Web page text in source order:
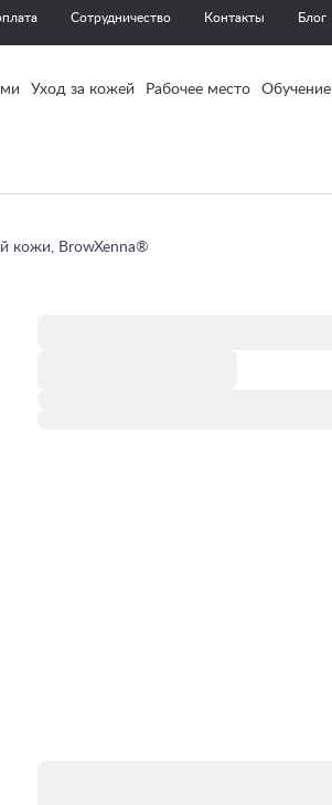
Сотрудничество Контакты Блог
Уход за кожей Рабочее место Обучение
кожи, BrowXenna®